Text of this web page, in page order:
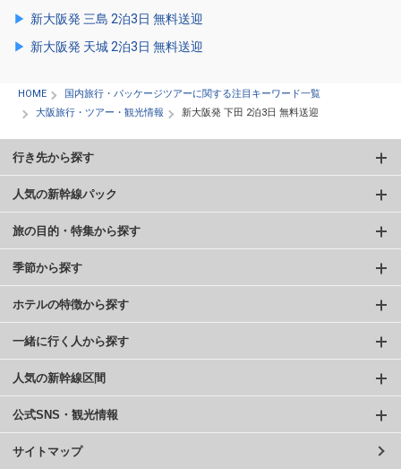
新大阪発 三島 2泊3日 無料送迎
新大阪発 天城 2泊3日 無料送迎
HOME
国内旅行・パッケージツアーに関する注目キーワード一覧
大阪旅行・ツアー・観光情報
新大阪発 下田 2泊3日 無料送迎
行き先から探す
人気の新幹線パック
旅の目的・特集から探す
季節から探す
ホテルの特徴から探す
一緒に行く人から探す
人気の新幹線区間
公式SNS・観光情報
サイトマップ